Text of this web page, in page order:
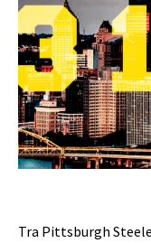
Tra Pittsburgh